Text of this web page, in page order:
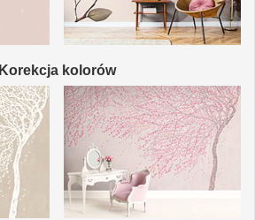
Korekcja kolorów